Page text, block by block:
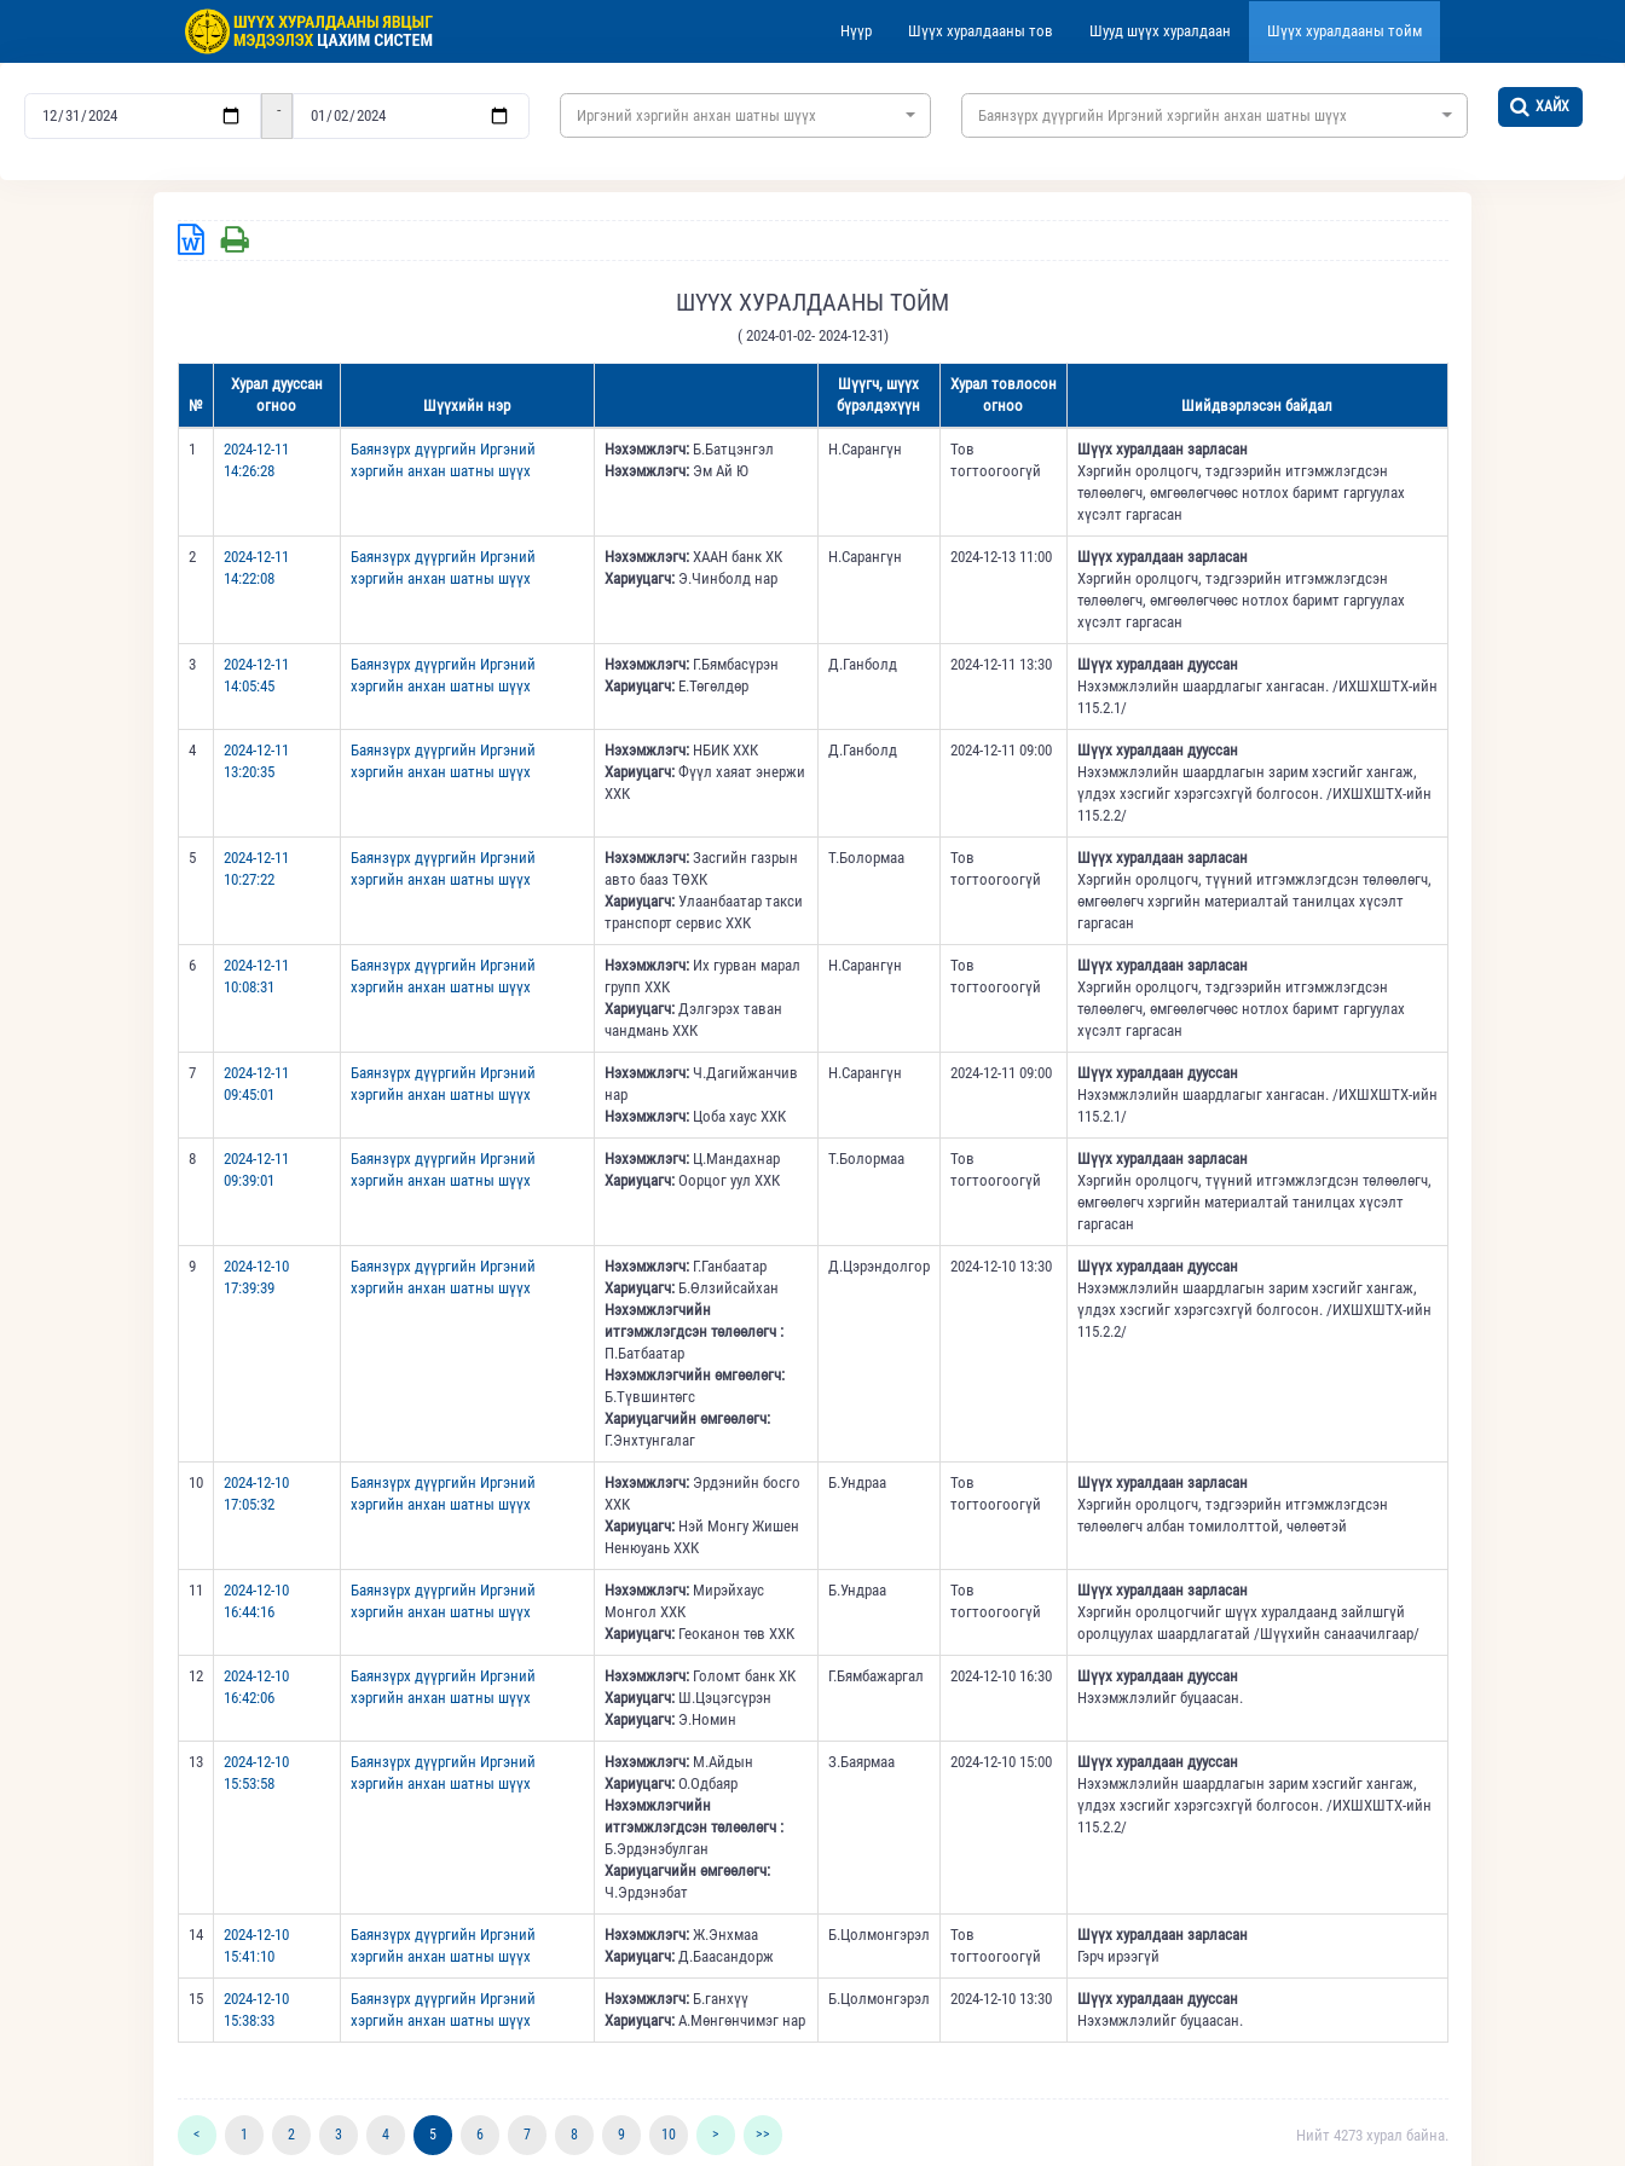
Нүүр Шүүх хуралдааны тов Шууд шүүх хуралдаан Шүүх хуралдааны тойм
- Иргэний хэргийн анхан шатны шүүх Баянзүрх дүүргийн Иргэний хэргийн анхан шатны шүүх
ХАЙХ
ШҮҮХ ХУРАЛДААНЫ ТОЙМ
( 2024-01-02- 2024-12-31)
№
Хурал дууссан
огноо
Шүүхийн нэр
Шүүгч, шүүх
бүрэлдэхүүн
Хурал товлосон
огноо
Шийдвэрлэсэн байдал
1
2024-12-11
14:26:28
Баянзүрх дүүргийн Иргэний
хэргийн анхан шатны шүүх
Нэхэмжлэгч:Б.Батцэнгэл
Нэхэмжлэгч:Эм Ай Ю
Н.Сарангүн
Тов
тогтоогоогүй
Шүүх хуралдаан зарласан
Хэргийн оролцогч, тэдгээрийн итгэмжлэгдсэн
төлөөлөгч, өмгөөлөгчөөс нотлох баримт гаргуулах
хүсэлт гаргасан
2
2024-12-11
14:22:08
Баянзүрх дүүргийн Иргэний
хэргийн анхан шатны шүүх
Нэхэмжлэгч:ХААН банк ХК
Хариуцагч:Э.Чинболд нар
Н.Сарангүн 2024-12-13 11:00
Шүүх хуралдаан зарласан
Хэргийн оролцогч, тэдгээрийн итгэмжлэгдсэн
төлөөлөгч, өмгөөлөгчөөс нотлох баримт гаргуулах
хүсэлт гаргасан
3
2024-12-11
14:05:45
Баянзүрх дүүргийн Иргэний
хэргийн анхан шатны шүүх
Нэхэмжлэгч:Г.Бямбасүрэн
Хариуцагч:Е.Төгөлдөр
Д.Ганболд 2024-12-11 13:30
Шүүх хуралдаан дууссан
Нэхэмжлэлийн шаардлагыг хангасан. /ИХШХШТХ-ийн
115.2.1/
4
2024-12-11
13:20:35
Баянзүрх дүүргийн Иргэний
хэргийн анхан шатны шүүх
Нэхэмжлэгч:НБИК ХХК
Хариуцагч:Фүүл хаяат энержи
ХХК
Д.Ганболд 2024-12-11 09:00
Шүүх хуралдаан дууссан
Нэхэмжлэлийн шаардлагын зарим хэсгийг хангаж,
үлдэх хэсгийг хэрэгсэхгүй болгосон. /ИХШХШТХ-ийн
115.2.2/
5
2024-12-11
10:27:22
Баянзүрх дүүргийн Иргэний
хэргийн анхан шатны шүүх
Нэхэмжлэгч:Засгийн газрын
авто бааз ТӨХК
Хариуцагч:Улаанбаатар такси
транспорт сервис ХХК
Т.Болормаа
Тов
тогтоогоогүй
Шүүх хуралдаан зарласан
Хэргийн оролцогч, түүний итгэмжлэгдсэн төлөөлөгч,
өмгөөлөгч хэргийн материалтай танилцах хүсэлт
гаргасан
6
2024-12-11
10:08:31
Баянзүрх дүүргийн Иргэний
хэргийн анхан шатны шүүх
Нэхэмжлэгч:Их гурван марал
групп ХХК
Хариуцагч:Дэлгэрэх таван
чандмань ХХК
Н.Сарангүн
Тов
тогтоогоогүй
Шүүх хуралдаан зарласан
Хэргийн оролцогч, тэдгээрийн итгэмжлэгдсэн
төлөөлөгч, өмгөөлөгчөөс нотлох баримт гаргуулах
хүсэлт гаргасан
7
2024-12-11
09:45:01
Баянзүрх дүүргийн Иргэний
хэргийн анхан шатны шүүх
Нэхэмжлэгч:Ч.Дагийжанчив
нар
Нэхэмжлэгч:Цоба хаус ХХК
Н.Сарангүн 2024-12-11 09:00
Шүүх хуралдаан дууссан
Нэхэмжлэлийн шаардлагыг хангасан. /ИХШХШТХ-ийн
115.2.1/
8
2024-12-11
09:39:01
Баянзүрх дүүргийн Иргэний
хэргийн анхан шатны шүүх
Нэхэмжлэгч:Ц.Мандахнар
Хариуцагч:Оорцог уул ХХК
Т.Болормаа
Тов
тогтоогоогүй
Шүүх хуралдаан зарласан
Хэргийн оролцогч, түүний итгэмжлэгдсэн төлөөлөгч,
өмгөөлөгч хэргийн материалтай танилцах хүсэлт
гаргасан
9
2024-12-10
17:39:39
Баянзүрх дүүргийн Иргэний
хэргийн анхан шатны шүүх
Нэхэмжлэгч:Г.Ганбаатар
Хариуцагч:Б.Өлзийсайхан
Нэхэмжлэгчийн
итгэмжлэгдсэн төлөөлөгч :
П.Батбаатар
Нэхэмжлэгчийн өмгөөлөгч:
Б.Түвшинтөгс
Хариуцагчийн өмгөөлөгч:
Г.Энхтунгалаг
Д.Цэрэндолгор 2024-12-10 13:30
Шүүх хуралдаан дууссан
Нэхэмжлэлийн шаардлагын зарим хэсгийг хангаж,
үлдэх хэсгийг хэрэгсэхгүй болгосон. /ИХШХШТХ-ийн
115.2.2/
10
2024-12-10
17:05:32
Баянзүрх дүүргийн Иргэний
хэргийн анхан шатны шүүх
Нэхэмжлэгч:Эрдэнийн босго
ХХК
Хариуцагч:Нэй Монгу Жишен
Ненюуань ХХК
Б.Ундраа
Тов
тогтоогоогүй
Шүүх хуралдаан зарласан
Хэргийн оролцогч, тэдгээрийн итгэмжлэгдсэн
төлөөлөгч албан томилолттой, чөлөөтэй
11
2024-12-10
16:44:16
Баянзүрх дүүргийн Иргэний
хэргийн анхан шатны шүүх
Нэхэмжлэгч:Мирэйхаус
Монгол ХХК
Хариуцагч:Геоканон төв ХХК
Б.Ундраа
Тов
тогтоогоогүй
Шүүх хуралдаан зарласан
Хэргийн оролцогчийг шүүх хуралдаанд зайлшгүй
оролцуулах шаардлагатай /Шүүхийн санаачилгаар/
12
2024-12-10
16:42:06
Баянзүрх дүүргийн Иргэний
хэргийн анхан шатны шүүх
Нэхэмжлэгч:Голомт банк ХК
Хариуцагч:Ш.Цэцэгсүрэн
Хариуцагч:Э.Номин
Г.Бямбажаргал 2024-12-10 16:30
Шүүх хуралдаан дууссан
Нэхэмжлэлийг буцаасан.
13
2024-12-10
15:53:58
Баянзүрх дүүргийн Иргэний
хэргийн анхан шатны шүүх
Нэхэмжлэгч:М.Айдын
Хариуцагч:О.Одбаяр
Нэхэмжлэгчийн
итгэмжлэгдсэн төлөөлөгч :
Б.Эрдэнэбулган
Хариуцагчийн өмгөөлөгч:
Ч.Эрдэнэбат
З.Баярмаа 2024-12-10 15:00
Шүүх хуралдаан дууссан
Нэхэмжлэлийн шаардлагын зарим хэсгийг хангаж,
үлдэх хэсгийг хэрэгсэхгүй болгосон. /ИХШХШТХ-ийн
115.2.2/
14
2024-12-10
15:41:10
Баянзүрх дүүргийн Иргэний
хэргийн анхан шатны шүүх
Нэхэмжлэгч:Ж.Энхмаа
Хариуцагч:Д.Баасандорж
Б.Цолмонгэрэл
Тов
тогтоогоогүй
Шүүх хуралдаан зарласан
Гэрч ирээгүй
15
2024-12-10
15:38:33
Баянзүрх дүүргийн Иргэний
хэргийн анхан шатны шүүх
Нэхэмжлэгч:Б.ганхүү
Хариуцагч:А.Мөнгөнчимэг нар
Б.Цолмонгэрэл 2024-12-10 13:30
Шүүх хуралдаан дууссан
Нэхэмжлэлийг буцаасан.
< 1 2 3 4 5 6 7 8 9 10 > >> Нийт 4273 хурал байна.